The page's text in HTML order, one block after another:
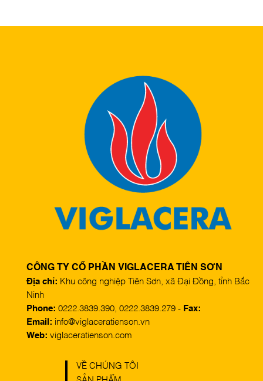
CÔNG TY CỔ PHẦN VIGLACERA TIÊN SƠN
Địa chỉ: Khu công nghiệp Tiên Sơn, xã Đại Đồng, tỉnh Bắc
Ninh
Phone: 0222.3839.390, 0222.3839.279 - Fax:
Email: info@viglaceratienson.vn
Web: viglaceratienson.com
VỀ CHÚNG TÔI